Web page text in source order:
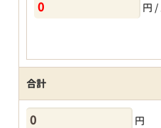
円 /
合計
円